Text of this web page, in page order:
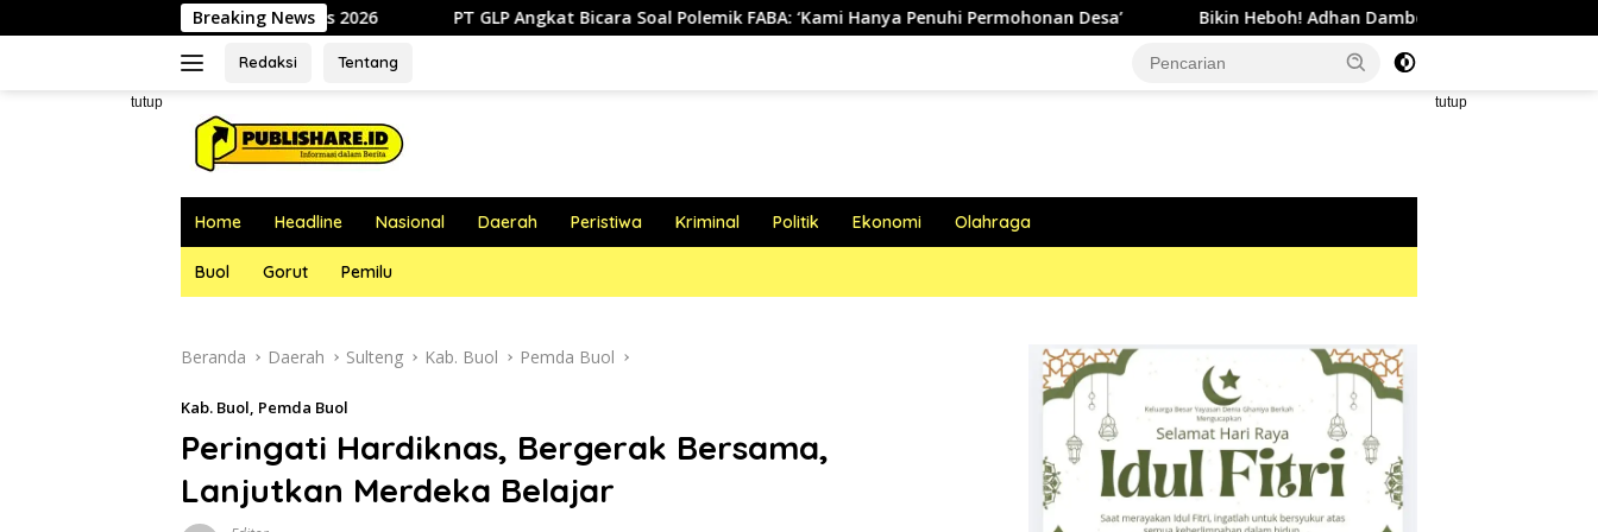
ke
Breaking News
07 Agustus 2026 PT GLP Angkat Bicara Soal Polemik FABA: ‘Kami Hanya Penuhi Permohonan Desa’ Bikin Heboh! Adhan Dambea dan Thariq Modanggu Bertemu
Redaksi Tentang
tutup tutup
Home Headline Nasional Daerah Peristiwa Kriminal Politik Ekonomi Olahraga
Buol Gorut Pemilu
Beranda Daerah Sulteng Kab. Buol Pemda Buol
Kab. Buol, Pemda Buol
Peringati Hardiknas, Bergerak Bersama,
Lanjutkan Merdeka Belajar